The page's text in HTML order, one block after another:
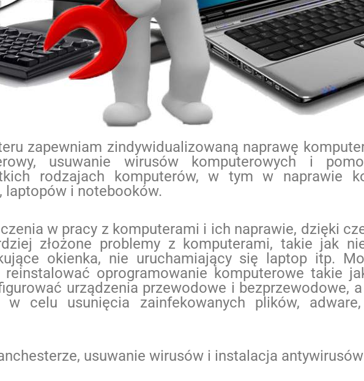
zapewniam zindywidualizowaną naprawę
usuwanie wirusów komputerowych i
rodzajach komputerów, w tym w naprawie
laptopów i notebooków.
w pracy z komputerami i ich naprawie, dzięki
złożone problemy z komputerami, takie jak
okienka, nie uruchamiający się laptop itp.
oprogramowanie komputerowe takie
urządzenia przewodowe i bezprzewodowe,
w celu usunięcia zainfekowanych plików,
usuwanie wirusów i instalacja